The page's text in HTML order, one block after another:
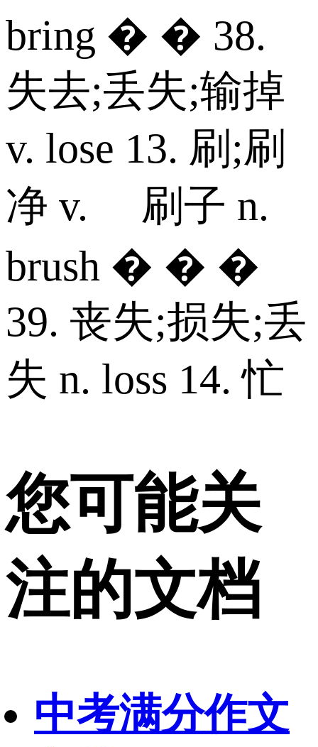
bring � � 38.
失去;丢失;输掉
v. lose 13. 刷;刷
净 v. 刷子 n.
brush � � �
39. 丧失;损失;丢
失 n. loss 14. 忙
您可能关
注的文档
中考满分作文